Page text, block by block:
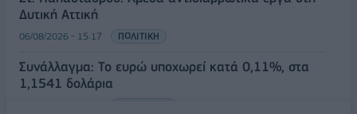
Δυτική Αττική
06/08/2026 - 15:17 ΠΟΛΙΤΙΚΗ
Συνάλλαγμα: Το ευρώ υποχωρεί κατά 0,11%, στα
1,1541 δολάρια